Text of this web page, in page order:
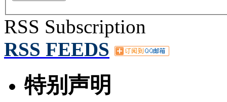
RSS Subscription
RSS FEEDS
特别声明